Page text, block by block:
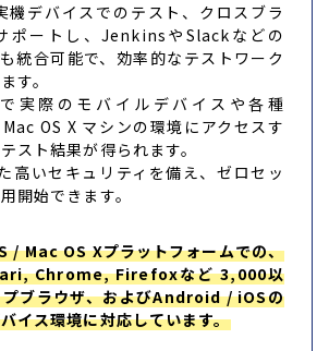
機デバイスでのテスト、クロスブラ
ポートし、JenkinsやSlackなどの
統合可能で、効率的なテストワーク
す。
実際のモバイルデバイスや各種
OS X マシンの環境にアクセスす
スト結果が得られます。
高いセキュリティを備え、ゼロセッ
開始できます。
Mac OS Xプラットフォームでの、
Chrome, Firefoxなど 3,000以
プブラウザ、およびAndroid / iOSの
イス環境に対応しています。